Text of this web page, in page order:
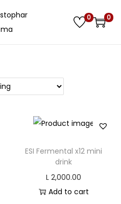
S
t
S
t
0 0
ESI Fermental x12 mini
drink
L 2,000.00
Add to cart